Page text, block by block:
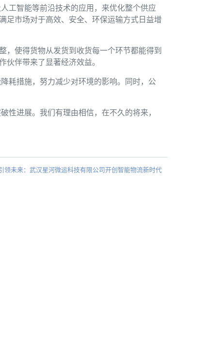
工智能等前沿技术的应用，来优化整个供应
足市场对于高效、安全、环保运输方式日益增
使得货物从发货到收货每一个环节都能得到
伴带来了显著经济效益。
耗措施，努力减少对环境的影响。同时，公
性进展。我们有理由相信，在不久的将来，
领未来：武汉星河微运科技有限公司开创智能物流新时代